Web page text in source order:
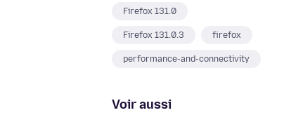
Firefox 131.0
Firefox 131.0.3 firefox
performance-and-connectivity
Voir aussi